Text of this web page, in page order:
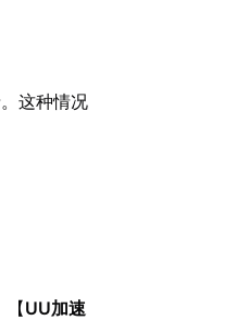
这种情况
【UU加速